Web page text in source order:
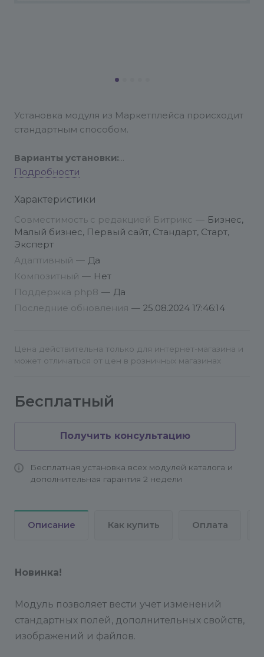
Установка модуля из Маркетплейса происходит
стандартным способом.
Варианты установки:
решения (на текущей странице) и укажите адрес
вашего сайта.
- В панели управления сайта перейдите в
Marketplace > Каталог решений. Введите в
строку поиска “BX365” или полное наименование
нашего модуля. В результатах поиска найдите
Настройки модуля:
какие-то дополнительные настройки не
Внимание!Перед установкой модуля
копирования.Решение тестировалось на версии
не гарантируется и может быть нестабильной.
Подробности
Характеристики
Совместимость с редакцией Битрикс — Бизнес,
Малый бизнес, Первый сайт, Стандарт, Старт,
Эксперт
Адаптивный — Да
Композитный — Нет
Поддержка php8 — Да
Последние обновления — 25.08.2024 17:46:14
Цена действительна только для интернет-магазина и
может отличаться от цен в розничных магазинах
Бесплатный
Получить консультацию
Бесплатная установка всех модулей каталога и
дополнительная гарантия 2 недели
Описание Как купить Оплата
Новинка!
Модуль позволяет вести учет изменений
стандартных полей, дополнительных свойств,
изображений и файлов.